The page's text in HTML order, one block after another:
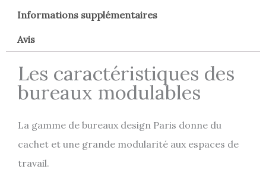
Informations supplémentaires
Avis
Les caractéristiques des
bureaux modulables
La gamme de bureaux design Paris donne du
cachet et une grande modularité aux espaces de
travail.